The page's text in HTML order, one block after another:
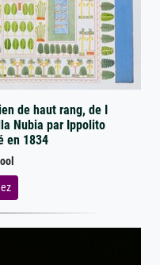
de haut rang, de I
Nubia par Ippolito
en 1834